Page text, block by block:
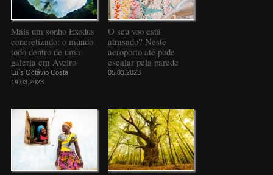
Mais um sonho Exodus
concretizado: o mundo
todo dentro de uma
galeria em Aveiro
Luís Octávio Costa
19.03.2023
O seu voo está
atrasado? Neste
aeroporto até pode
escalar pela parede
05.03.2023